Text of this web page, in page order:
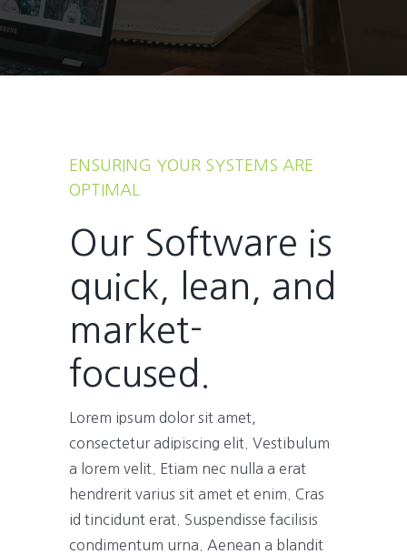
ENSURING YOUR SYSTEMS ARE
OPTIMAL
Our Software is
quick, lean, and
market-
focused.
Lorem ipsum dolor sit amet,
consectetur adipiscing elit. Vestibulum
a lorem velit. Etiam nec nulla a erat
hendrerit varius sit amet et enim. Cras
id tincidunt erat. Suspendisse facilisis
condimentum urna. Aenean a blandit